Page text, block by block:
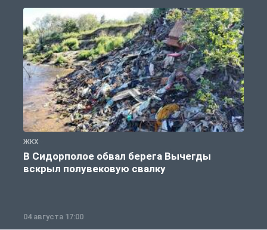
ЖКХ
В Сидорполое обвал берега Вычегды
вскрыл полувековую свалку
04 августа 17:00